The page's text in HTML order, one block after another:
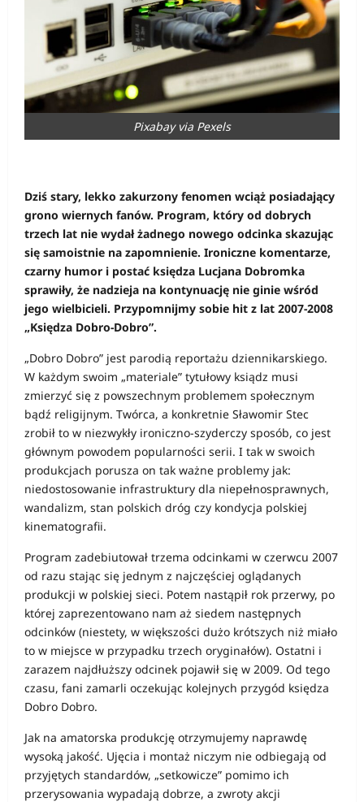
Pixabay via Pexels
Dziś stary, lekko zakurzony fenomen wciąż posiadający
grono wiernych fanów. Program, który od dobrych
trzech lat nie wydał żadnego nowego odcinka skazując
się samoistnie na zapomnienie. Ironiczne komentarze,
czarny humor i postać księdza Lucjana Dobromka
sprawiły, że nadzieja na kontynuację nie ginie wśród
jego wielbicieli. Przypomnijmy sobie hit z lat 2007-2008
„Księdza Dobro-Dobro”.
„Dobro Dobro” jest parodią reportażu dziennikarskiego.
W każdym swoim „materiale” tytułowy ksiądz musi
zmierzyć się z powszechnym problemem społecznym
bądź religijnym. Twórca, a konkretnie Sławomir Stec
zrobił to w niezwykły ironiczno-szyderczy sposób, co jest
głównym powodem popularności serii. I tak w swoich
produkcjach porusza on tak ważne problemy jak:
niedostosowanie infrastruktury dla niepełnosprawnych,
wandalizm, stan polskich dróg czy kondycja polskiej
kinematografii.
Program zadebiutował trzema odcinkami w czerwcu 2007
od razu stając się jednym z najczęściej oglądanych
produkcji w polskiej sieci. Potem nastąpił rok przerwy, po
której zaprezentowano nam aż siedem następnych
odcinków (niestety, w większości dużo krótszych niż miało
to w miejsce w przypadku trzech oryginałów). Ostatni i
zarazem najdłuższy odcinek pojawił się w 2009. Od tego
czasu, fani zamarli oczekując kolejnych przygód księdza
Dobro Dobro.
Jak na amatorska produkcję otrzymujemy naprawdę
wysoką jakość. Ujęcia i montaż niczym nie odbiegają od
przyjętych standardów, „setkowicze” pomimo ich
przerysowania wypadają dobrze, a zwroty akcji